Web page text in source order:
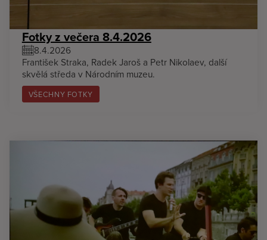
Fotky z večera 8.4.2026
8.4.2026
František Straka, Radek Jaroš a Petr Nikolaev, další
skvělá středa v Národním muzeu.
VŠECHNY FOTKY